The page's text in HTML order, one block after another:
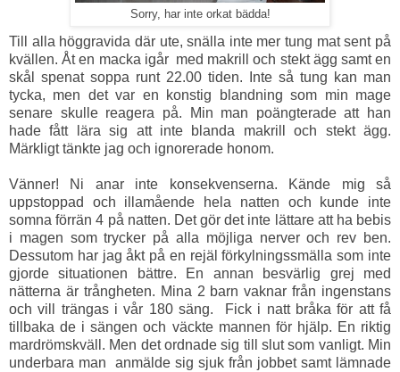
Sorry, har inte orkat bädda!
Till alla höggravida där ute, snälla inte mer tung mat sent på
kvällen. Åt en macka igår med makrill och stekt ägg samt en
skål spenat soppa runt 22.00 tiden. Inte så tung kan man
tycka, men det var en konstig blandning som min mage
senare skulle reagera på. Min man poängterade att han
hade fått lära sig att inte blanda makrill och stekt ägg.
Märkligt tänkte jag och ignorerade honom.
Vänner! Ni anar inte konsekvenserna. Kände mig så
uppstoppad och illamående hela natten och kunde inte
somna förrän 4 på natten. Det gör det inte lättare att ha bebis
i magen som trycker på alla möjliga nerver och rev ben.
Dessutom har jag åkt på en rejäl förkylningssmälla som inte
gjorde situationen bättre. En annan besvärlig grej med
nätterna är trångheten. Mina 2 barn vaknar från ingenstans
och vill trängas i vår 180 säng. Fick i natt bråka för att få
tillbaka de i sängen och väckte mannen för hjälp. En riktig
mardrömskväll. Men det ordnade sig till slut som vanligt. Min
underbara man anmälde sig sjuk från jobbet samt lämnade